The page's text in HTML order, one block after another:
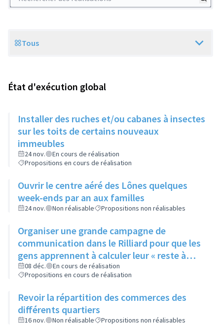
Scope
Tous
État d'exécution global
Installer des ruches et/ou cabanes à insectes
sur les toits de certains nouveaux
immeubles
24 nov.
En cours de réalisation
Propositions en cours de réalisation
Ouvrir le centre aéré des Lônes quelques
week-ends par an aux familles
24 nov. Non réalisable Propositions non réalisables
Organiser une grande campagne de
communication dans le Rilliard pour que les
gens apprennent à calculer leur « reste à
vivre »
08 déc.
En cours de réalisation
Propositions en cours de réalisation
Revoir la répartition des commerces des
différents quartiers
16 nov. Non réalisable Propositions non réalisables